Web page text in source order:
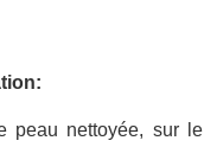
peau nettoyée, sur